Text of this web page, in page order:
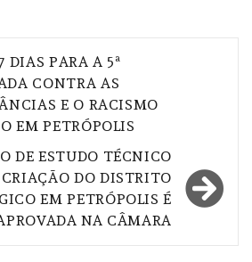
DIAS PARA A 5ª
CONTRA AS
E O RACISMO
EM PETRÓPOLIS
DE ESTUDO TÉCNICO
DO DISTRITO
EM PETRÓPOLIS É
NA CÂMARA